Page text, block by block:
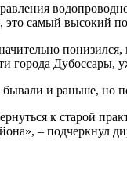
самый высокий
города Дубоссары,
и раньше, но
к старой
– подчеркнул